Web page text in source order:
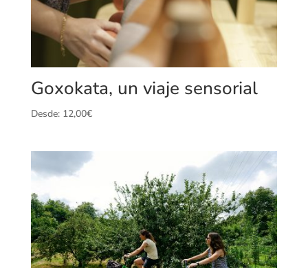
Goxokata, un viaje sensorial
Desde: 12,00€